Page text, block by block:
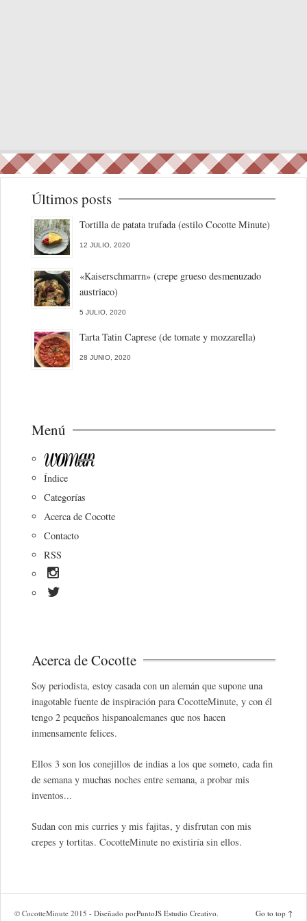
Últimos posts
Tortilla de patata trufada (estilo Cocotte Minute)
12 JULIO, 2020
«Kaiserschmarrn» (crepe grueso desmenuzado
austriaco)
5 JULIO, 2020
Tarta Tatin Caprese (de tomate y mozzarella)
28 JUNIO, 2020
Menú
Índice
Categorías
Acerca de Cocotte
Contacto
RSS
Acerca de Cocotte
Soy periodista, estoy casada con un alemán que supone una
inagotable fuente de inspiración para CocotteMinute, y con él
tengo 2 pequeños hispanoalemanes que nos hacen
inmensamente felices.
Ellos 3 son los conejillos de indias a los que someto, cada fin
de semana y muchas noches entre semana, a probar mis
inventos...
Sudan con mis curries y mis fajitas, y disfrutan con mis
crepes y tortitas. CocotteMinute no existiría sin ellos.
© CocotteMinute 2015 - Diseñado porPuntoJS Estudio Creativo Go to top ↑